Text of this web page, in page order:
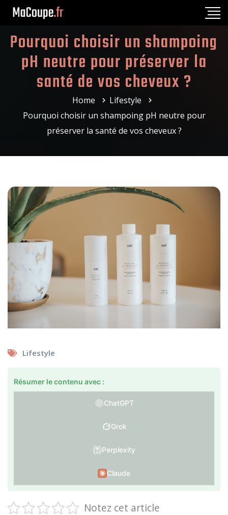
Pourquoi choisir un shampoing
pH neutre pour préserver la
santé de vos cheveux ?
Home
Lifestyle
Pourquoi choisir un shampoing pH neutre pour
préserver la santé de vos cheveux ?
Lifestyle
Résumer le contenu avec :
ChatGPT
Grok
Perplexity
Claude
Notez cet article